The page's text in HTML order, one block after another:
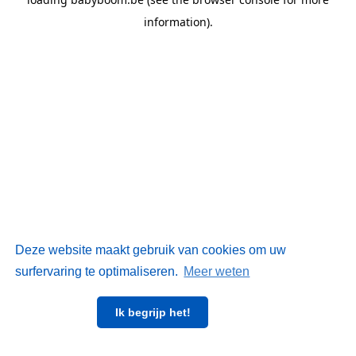
Deze website maakt gebruik van cookies om uw
surfervaring te optimaliseren. Meer weten
Ik begrijp het!
information).